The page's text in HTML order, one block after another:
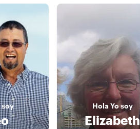
soy Hola Yo soy
Elizabeth